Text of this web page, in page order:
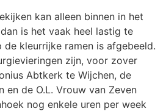
kan alleen binnen in het
is het vaak heel lastig te
kleurrijke ramen is afgebeeld.
zijn, voor zover
Abtkerk te Wijchen, de
en de O.L. Vrouw van Zeven
nog enkele uren per week